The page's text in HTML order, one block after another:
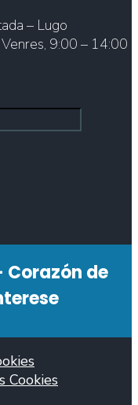
– Lugo
Venres, 9:00 – 14:00
de
Cookies